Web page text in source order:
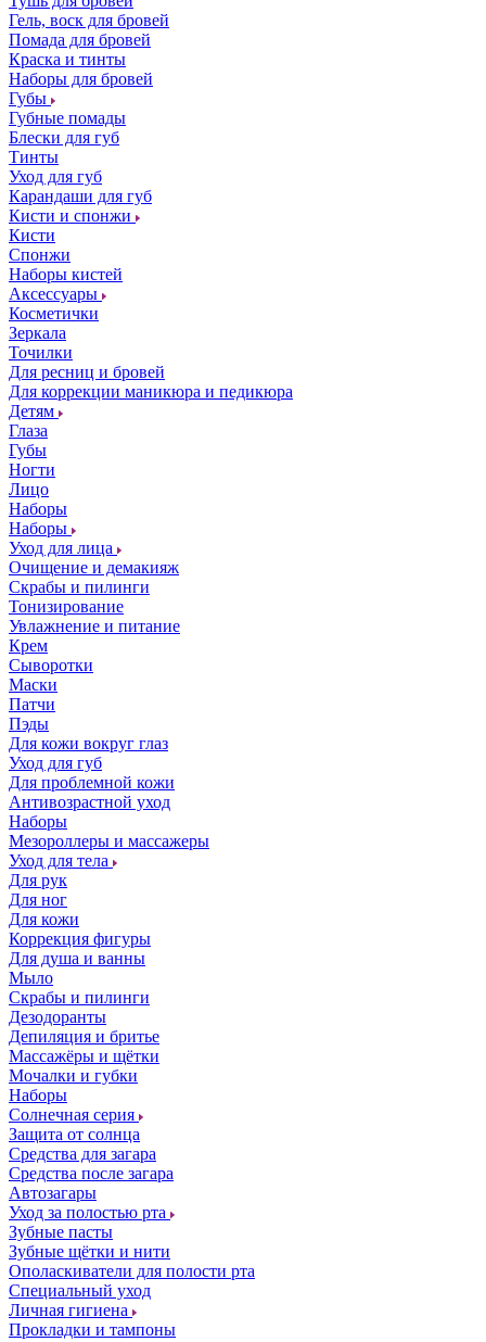
Гель, воск для бровей
Помада для бровей
Краска и тинты
Наборы для бровей
Губы
Губные помады
Блески для губ
Тинты
Уход для губ
Карандаши для губ
Кисти и спонжи
Кисти
Спонжи
Наборы кистей
Аксессуары
Косметички
Зеркала
Точилки
Для ресниц и бровей
Для коррекции маникюра и педикюра
Детям
Глаза
Губы
Ногти
Лицо
Наборы
Наборы
Уход для лица
Очищение и демакияж
Скрабы и пилинги
Тонизирование
Увлажнение и питание
Крем
Сыворотки
Маски
Патчи
Пэды
Для кожи вокруг глаз
Уход для губ
Для проблемной кожи
Антивозрастной уход
Наборы
Мезороллеры и массажеры
Уход для тела
Для рук
Для ног
Для кожи
Коррекция фигуры
Для душа и ванны
Мыло
Скрабы и пилинги
Дезодоранты
Депиляция и бритье
Массажёры и щётки
Мочалки и губки
Наборы
Солнечная серия
Защита от солнца
Средства для загара
Средства после загара
Автозагары
Уход за полостью рта
Зубные пасты
Зубные щётки и нити
Ополаскиватели для полости рта
Специальный уход
Личная гигиена
Прокладки и тампоны